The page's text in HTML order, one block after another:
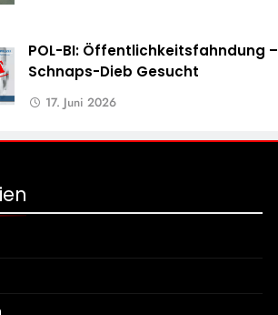
POL-BI: Öffentlichkeitsfahndung –
Schnaps-Dieb Gesucht
17. Juni 2026